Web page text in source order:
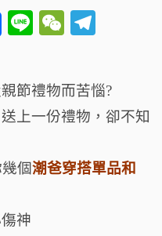
Li W
h
a
g
ra
節禮物而苦惱?
上一份禮物，卻不知
個潮爸穿搭單品和
神